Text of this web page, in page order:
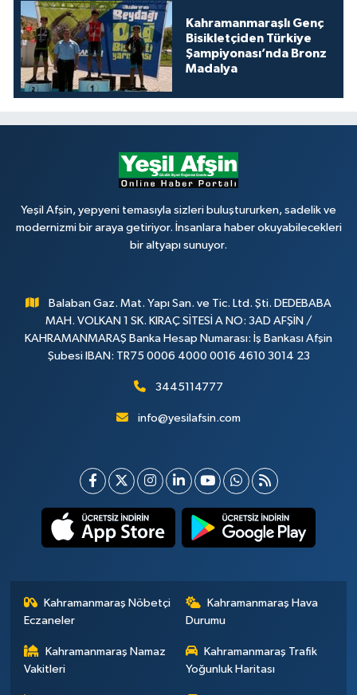
Kahramanmaraşlı Genç
Bisikletçiden Türkiye
Şampiyonası’nda Bronz
Madalya
Yeşil Afşin, yepyeni temasıyla sizleri buluştururken, sadelik ve
modernizmi bir araya getiriyor. İnsanlara haber okuyabilecekleri
bir altyapı sunuyor.
Balaban Gaz. Mat. Yapı San. ve Tic. Ltd. Şti. DEDEBABA
MAH. VOLKAN 1 SK. KIRAÇ SİTESİ A NO: 3AD AFŞİN /
KAHRAMANMARAŞ Banka Hesap Numarası: İş Bankası Afşin
Şubesi IBAN: TR75 0006 4000 0016 4610 3014 23
3445114777
info@yesilafsin.com
Kahramanmaraş Nöbetçi
Eczaneler
Kahramanmaraş Hava
Durumu
Kahramanmaraş Namaz
Vakitleri
Kahramanmaraş Trafik
Yoğunluk Haritası